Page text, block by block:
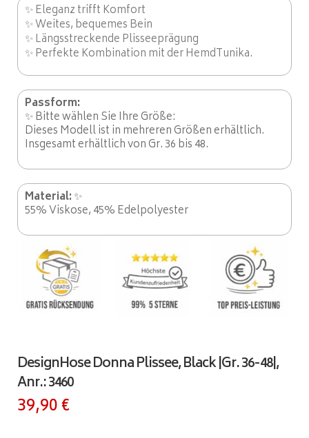
✨ Eleganz trifft Komfort
✨ Weites, bequemes Bein
✨ Längsstreckende Plisseeprägung
✨ Perfekte Kombination mit der HemdTunika.
Passform:
✨ Bitte wählen Sie Ihre Größe:
Dieses Modell ist in mehreren Größen erhältlich.
Insgesamt erhältlich von Gr. 36 bis 48.
Material:✨
55% Viskose, 45% Edelpolyester
DesignHose Donna Plissee, Black |Gr. 36-48|,
Anr.: 3460
39,90€